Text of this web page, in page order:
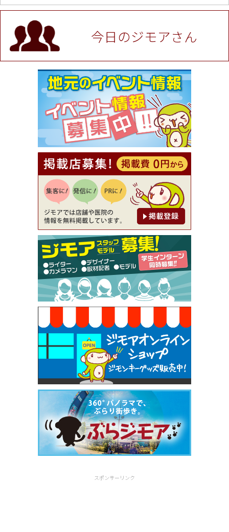
値段提示後「ジモア見た」で更に買い取り金額 U
P！※チケットと新品商品は除く（大黒屋 高田馬場
駅前店）
[有効期限]2026年9月30日
★ジモア限定特典★ お会計より全品5％OFF（ナチ
ュラル＆ハンドメイドショップ［マキマキ］）
[有効期限]2026年9月30日まで
【ジモア限定①】初回割引 特価 VIO脱毛11,000円
⇒8,800円（メンズ専門ワックス脱毛サロン Mickle
（ミックル））
[有効期限]2026年9月30日
【ジモア読者特典2】コース 3,500円→3,000円（料
理5品+2時間飲み放題）（創作イタリアン Pia Cu
ore（ピアクオーレ））
[有効期限]2026年9月30日
【ジモア読者特典1】料理全品20％OFF ※18時以
降（創作イタリアン Pia Cuore（ピアクオーレ））
[有効期限]2026年9月30日
【ジモア限定②】初回割引 特価 鼻毛脱毛 半額 2,2
00円⇒1,100円（メンズ専門ワックス脱毛サロン Mi
ckle（ミックル））
[有効期限]2026年9月30日
【ジモア限定特典①】まつ毛カール 3,850円→ 2,7
50円（Premiere（プルミエール））
[有効期限]2026年9月30日
焼き餃子 一皿サービス（餃子酒場たっちゃん 西
早稲田店）
[有効期限]2026年9月30日
今日のジモアさん
スポンサーリンク